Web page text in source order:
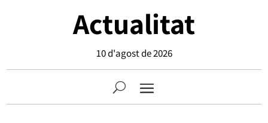
Actualitat
10 d'agost de 2026